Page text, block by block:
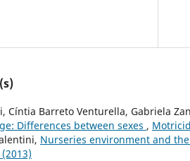
Cíntia Barreto Venturella, Gabriela
Differences between sexes ,
Nurseries environment and